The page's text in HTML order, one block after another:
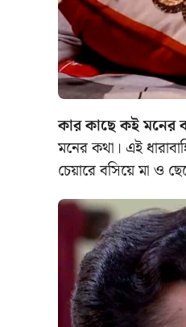
কার কাছে কই
মনের কথা। এই
চেয়ারে বসিয়ে মা ও